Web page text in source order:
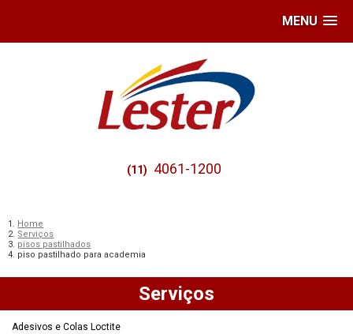
MENU
(11) 4061-1200
Home
Serviços
pisos pastilhados
piso pastilhado para academia
Serviços
Adesivos e Colas Loctite